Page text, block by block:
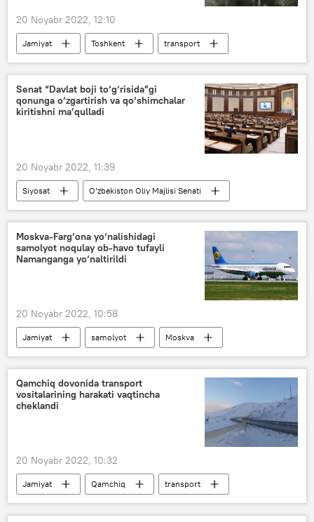
20 Noyabr 2022, 12:10
Jamiyat Toshkent
transport
yo‘l
Senat “Davlat boji to‘g‘risida”gi
qonunga o‘zgartirish va qo‘shimchalar
kiritishni ma’qulladi
20 Noyabr 2022, 11:39
Siyosat O‘zbekiston Oliy Majlisi Senati
Moskva-Farg‘ona yo‘nalishidagi
samolyot noqulay ob-havo tufayli
Namanganga yo‘naltirildi
20 Noyabr 2022, 10:58
Jamiyat samolyot
Moskva
Farg‘ona viloyati
Namangan viloyati
Qamchiq dovonida transport
vositalarining harakati vaqtincha
cheklandi
20 Noyabr 2022, 10:32
Jamiyat Qamchiq
transport
YHHB